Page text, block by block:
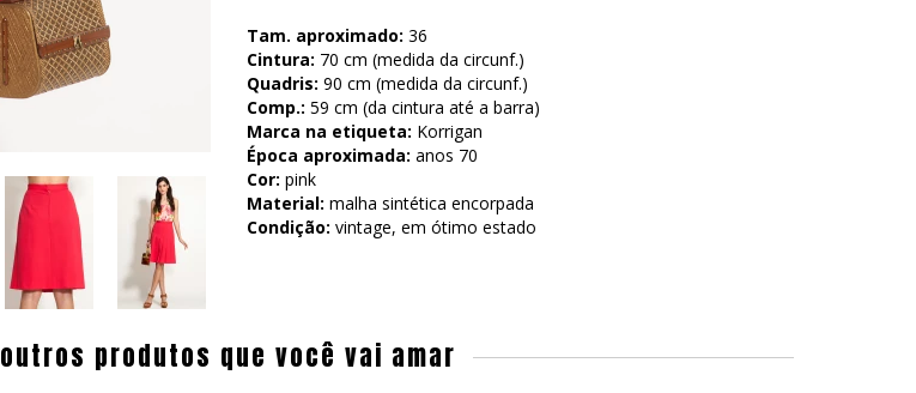
Tam. aproximado: 36
Cintura: 70 cm (medida da circunf.)
Quadris: 90 cm (medida da circunf.)
Comp.: 59 cm (da cintura até a barra)
Marca na etiqueta: Korrigan
Época aproximada: anos 70
Cor: pink
Material: malha sintética encorpada
Condição: vintage, em ótimo estado
outros produtos que você vai amar